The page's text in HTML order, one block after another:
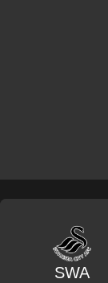
SWA